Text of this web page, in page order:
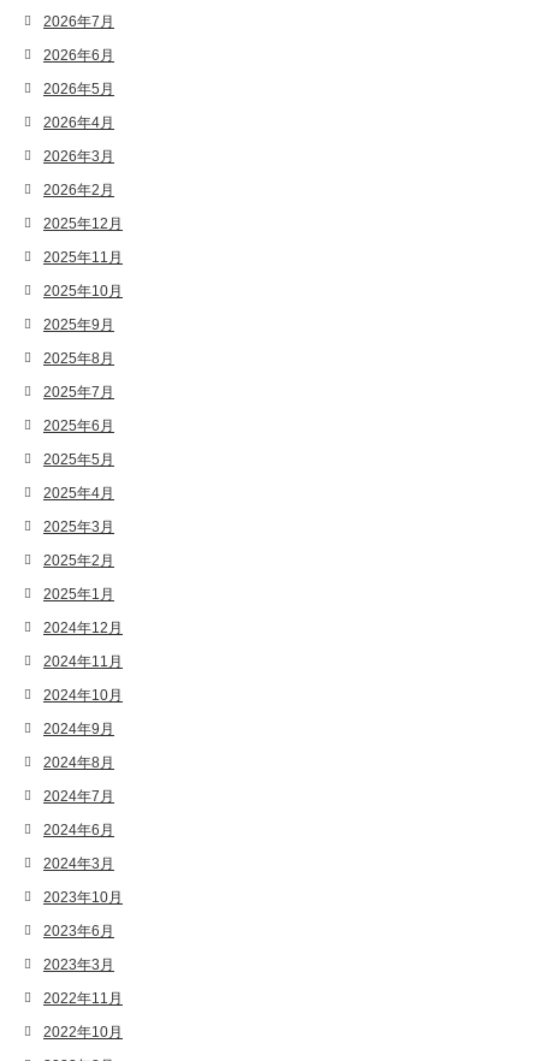
2026年7月
2026年6月
2026年5月
2026年4月
2026年3月
2026年2月
2025年12月
2025年11月
2025年10月
2025年9月
2025年8月
2025年7月
2025年6月
2025年5月
2025年4月
2025年3月
2025年2月
2025年1月
2024年12月
2024年11月
2024年10月
2024年9月
2024年8月
2024年7月
2024年6月
2024年3月
2023年10月
2023年6月
2023年3月
2022年11月
2022年10月